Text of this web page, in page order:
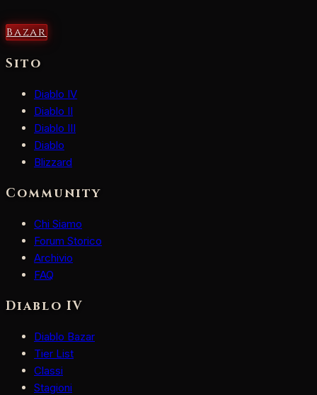
Bazar
Sito
Diablo IV
Diablo II
Diablo III
Diablo
Blizzard
Community
Chi Siamo
Forum Storico
Archivio
FAQ
Diablo IV
Diablo Bazar
Tier List
Classi
Stagioni